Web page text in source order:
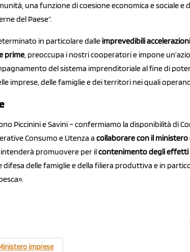
una funzione di coesione economica e sociale e
del Paese”.
in particolare dalle imprevedibili
prime, preoccupa i nostri cooperatori e impone
del sistema imprenditoriale al fine di
imprese, delle famiglie e dei territori nei quali
Piccinini e Savini – confermiamo la disponibilità di
Consumo e Utenza a collaborare con il ministero
promuovere per ilcontenimento degli effetti
difesa delle famiglie e della filiera produttiva e in
imprese